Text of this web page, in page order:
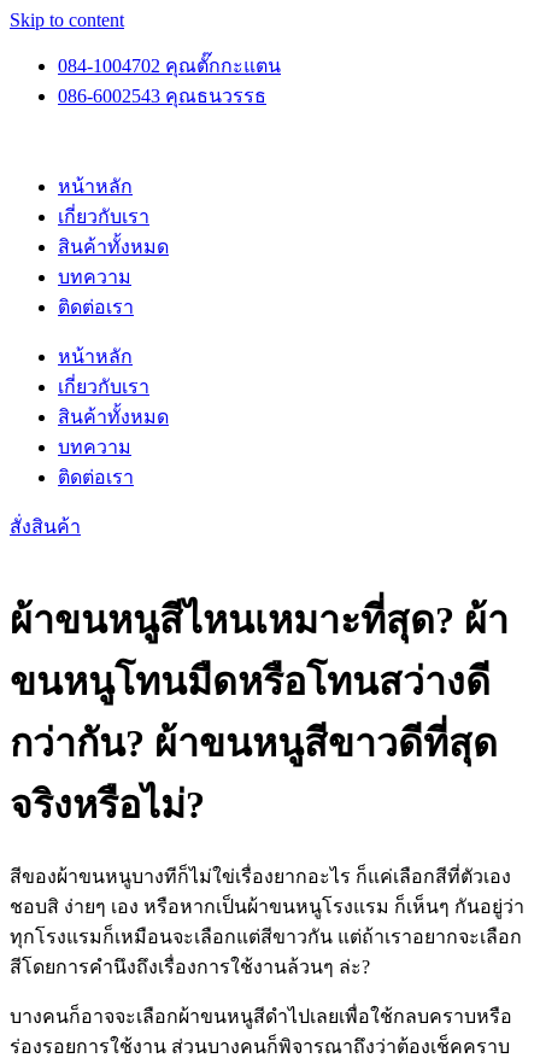
Skip to content
084-1004702 คุณตั๊กกะแตน
086-6002543 คุณธนวรรธ
หน้าหลัก
เกี่ยวกับเรา
สินค้าทั้งหมด
บทความ
ติดต่อเรา
หน้าหลัก
เกี่ยวกับเรา
สินค้าทั้งหมด
บทความ
ติดต่อเรา
สั่งสินค้า
ผ้าขนหนูสีไหนเหมาะที่สุด? ผ้า
ขนหนูโทนมืดหรือโทนสว่างดี
กว่ากัน? ผ้าขนหนูสีขาวดีที่สุด
จริงหรือไม่?
สีของผ้าขนหนูบางทีก็ไม่ใข่เรื่องยากอะไร ก็แค่เลือกสีที่ตัวเอง
ชอบสิ ง่ายๆ เอง หรือหากเป็นผ้าขนหนูโรงแรม ก็เห็นๆ กันอยู่ว่า
ทุกโรงแรมก็เหมือนจะเลือกแต่สีขาวกัน แต่ถ้าเราอยากจะเลือก
สีโดยการคำนึงถึงเรื่องการใช้งานล้วนๆ ล่ะ?
บางคนก็อาจจะเลือกผ้าขนหนูสีดำไปเลยเพื่อใช้กลบคราบหรือ
ร่องรอยการใช้งาน ส่วนบางคนก็พิจารณาถึงว่าต้องเช็คคราบ